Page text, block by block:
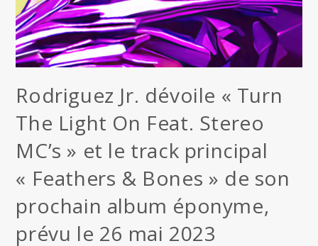
Rodriguez Jr. dévoile « Turn
The Light On Feat. Stereo
MC’s » et le track principal
« Feathers & Bones » de son
prochain album éponyme,
prévu le 26 mai 2023